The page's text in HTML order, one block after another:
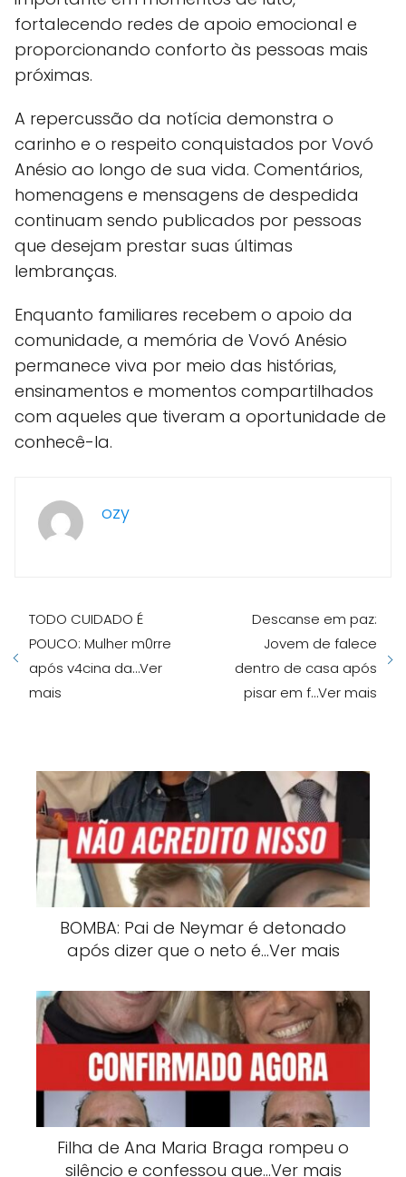
fortalecendo redes de apoio emocional e
proporcionando conforto às pessoas mais
próximas.
A repercussão da notícia demonstra o
carinho e o respeito conquistados por Vovó
Anésio ao longo de sua vida. Comentários,
homenagens e mensagens de despedida
continuam sendo publicados por pessoas
que desejam prestar suas últimas
lembranças.
Enquanto familiares recebem o apoio da
comunidade, a memória de Vovó Anésio
permanece viva por meio das histórias,
ensinamentos e momentos compartilhados
com aqueles que tiveram a oportunidade de
conhecê-la.
ozy
TODO CUIDADO É
POUCO: Mulher m0rre
após v4cina da…Ver
mais
Descanse em paz:
Jovem de falece
dentro de casa após
pisar em f…Ver mais
BOMBA: Pai de Neymar é detonado
após dizer que o neto é…Ver mais
Filha de Ana Maria Braga rompeu o
silêncio e confessou que…Ver mais